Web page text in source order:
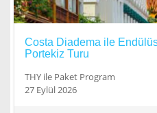
Costa Diadema ile
Portekiz Turu
THY ile Paket Program
27 Eylül 2026